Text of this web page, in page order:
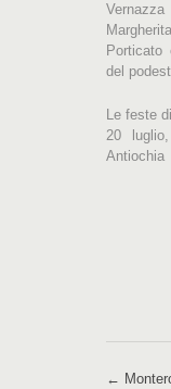
del
Le feste
20
Antiochia
←